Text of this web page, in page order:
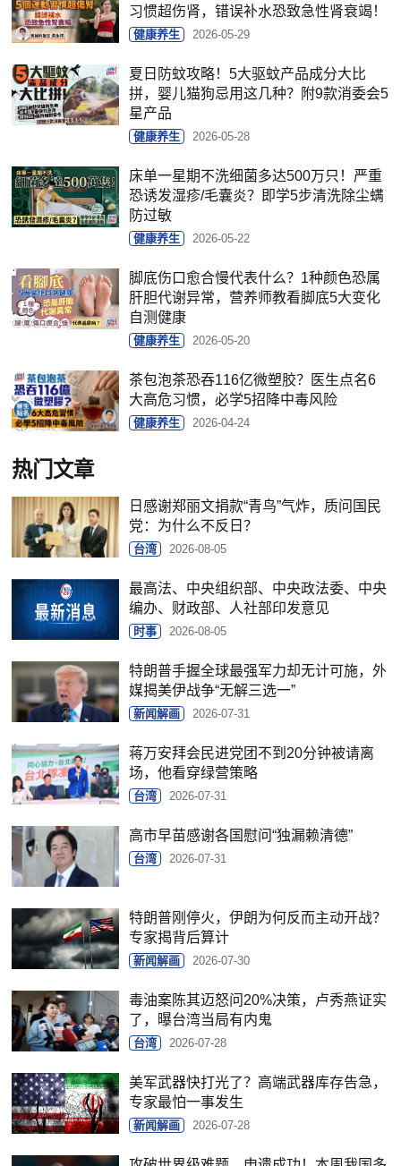
习惯超伤肾，错误补水恐致急性肾衰竭！
健康养生 2026-05-29
夏日防蚊攻略！5大驱蚊产品成分大比
拼，婴儿猫狗忌用这几种？附9款消委会5
星产品
健康养生 2026-05-28
床单一星期不洗细菌多达500万只！严重
恐诱发湿疹/毛囊炎？即学5步清洗除尘螨
防过敏
健康养生 2026-05-22
脚底伤口愈合慢代表什么？1种颜色恐属
肝胆代谢异常，营养师教看脚底5大变化
自测健康
健康养生 2026-05-20
茶包泡茶恐吞116亿微塑胶？医生点名6
大高危习惯，必学5招降中毒风险
健康养生 2026-04-24
热门文章
日感谢郑丽文捐款“青鸟”气炸，质问国民
党：为什么不反日？
台湾 2026-08-05
最高法、中央组织部、中央政法委、中央
编办、财政部、人社部印发意见
时事 2026-08-05
特朗普手握全球最强军力却无计可施，外
媒揭美伊战争“无解三选一”
新闻解画 2026-07-31
蒋万安拜会民进党团不到20分钟被请离
场，他看穿绿营策略
台湾 2026-07-31
高市早苗感谢各国慰问“独漏赖清德”
台湾 2026-07-31
特朗普刚停火，伊朗为何反而主动开战？
专家揭背后算计
新闻解画 2026-07-30
毒油案陈其迈怒问20%决策，卢秀燕证实
了，曝台湾当局有内鬼
台湾 2026-07-28
美军武器快打光了？高端武器库存告急，
专家最怕一事发生
新闻解画 2026-07-28